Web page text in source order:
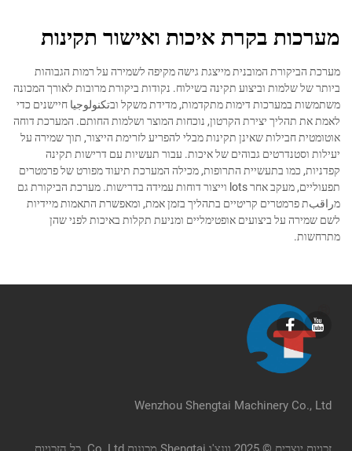
מערכות בקרת איכות ואישור תקינות
מערכת הביקורת המובנית מייצגת גישה מקיפה לשמירה על רמות הגבוהות
ביותר של שלמות וביצוע תקינה בשילוח. נקודות ביקורת מרובות לאורך המכונה
משתמשות במערכות דימות מתקדמות, מדידת משקל ובتكنولوجيا חיישנים כדי
לאמת את תהליך יצירת הקרטון, נוכחות המוצר ושלמות החותם. המערכת דוחה
אוטומטית חבילות שאינן תקינות מבלי להפריע לזרימת הייצור, תוך שמירה על
יעילות וסטנדרטים גבוהים של איכות. עבור תעשיות עם דרישות תקינה
קפדניות, כמו בתעשיית התרופות, מכילה המערכת תיעוד מפורט של פרמטרים
תפעוליים, מעקב אחר lots וייצור דוחות עמידה בדרישות. מערכת הביקורת גם
מراقبת פרמטרים קריטיים בתהליך בזמן אמת, ומאפשרת התאמות מיידיות
לשם שמירה על ביצועים אופטימליים ומניעת תקלות באיכות לפני שהן
מתרחשות.
Wenzhou Shengtai Machinery Co., Ltd